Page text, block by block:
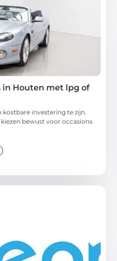
in Houten met lpg of
investering te zijn.
bewust voor occasions